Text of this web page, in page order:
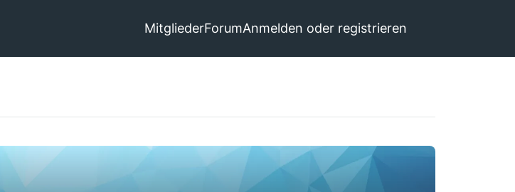
MitgliederForumAnmelden oder registrieren